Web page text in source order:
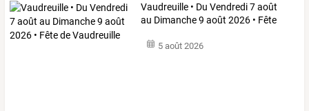
Vaudreuille • Du Vendredi7août
au Dimanche9 août 2026 • Fête
5 août 2026